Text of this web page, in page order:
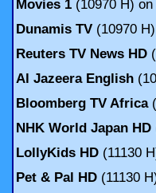
Movies 1 (10970 H) on
Dunamis TV (10970
Reuters TV News HD
Al Jazeera English
Bloomberg TV Africa
NHK World Japan HD
LollyKids HD (11130
Pet & Pal HD (11130